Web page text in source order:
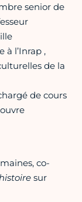
senior de
à l’Inrap ,
de la
de cours
co-
sur